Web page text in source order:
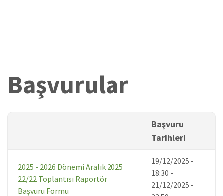
Başvurular
Başvuru
Tarihleri
2025 - 2026 Dönemi Aralık 2025
22/22 Toplantısı Raportör
Başvuru Formu
19/12/2025 -
18:30 -
21/12/2025 -